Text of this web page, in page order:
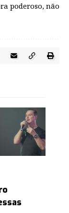
poderoso, não